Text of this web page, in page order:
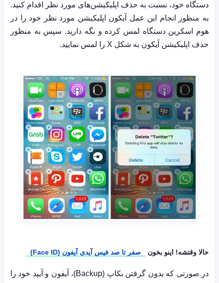
دستگاه خود، نسبت به حذف اپلیکیشن‌های مورد نظر اقدام کنید.
به منظور انجام این عمل آیکون اپلیکیشن مورد نظر خود را در
هوم اسکرین دستگاه لمس کرده و نگه دارید. سپس به منظور
حذف اپلیکیشن آیکون به شکل X را لمس نمایید.
حالا وقتشه! اینو بخون صفر تا صد فیس آیدی آیفون (Face ID)
در صورتی که بدون گرفتن بکاپ (Backup)، آیفون و آیپد خود را